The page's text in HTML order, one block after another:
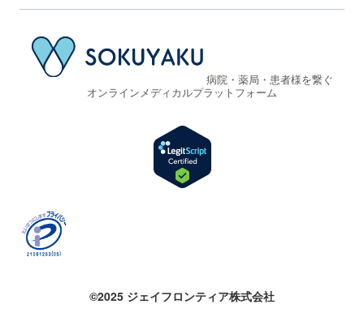
病院・薬局・患者様を繋ぐ
オンラインメディカルプラットフォーム
©2025 ジェイフロンティア株式会社